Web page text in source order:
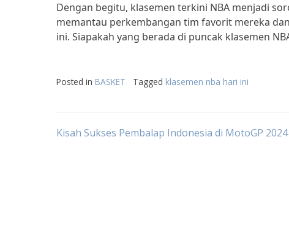
Dengan begitu, klasemen terkini NBA menjadi
memantau perkembangan tim favorit mereka
ini. Siapakah yang berada di puncak klasemen
Posted in BASKET Tagged klasemen nba hari ini
Post
Kisah Sukses Pembalap Indonesia di MotoGP 2024